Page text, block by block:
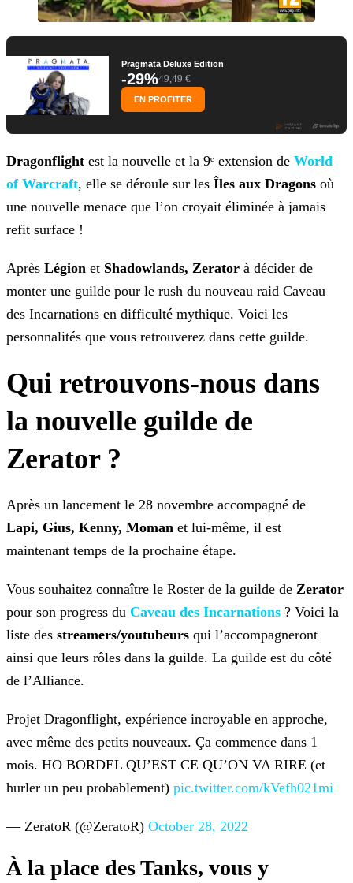
Pragmata Deluxe Edition
-29%49,49 €
EN PROFITER
Dragonflight est la nouvelle et la 9ᵉ extension de World
of Warcraft, elle se déroule sur les Îles aux Dragons où
une nouvelle menace que l’on croyait éliminée à jamais
refit surface !
Après Légion et Shadowlands, Zerator à décider de
monter une guilde pour le rush du nouveau raid Caveau
des Incarnations en difficulté mythique. Voici les
personnalités que vous retrouverez dans cette guilde.
Qui retrouvons-nous dans
la nouvelle guilde de
Zerator ?
Après un lancement le 28 novembre accompagné de
Lapi, Gius, Kenny, Moman et lui-même, il est
maintenant temps de la prochaine étape.
Vous souhaitez connaître le Roster de la guilde de Zerator
pour son progress du Caveau des Incarnations ? Voici la
liste des streamers/youtubeurs qui l’accompagneront
ainsi que leurs rôles dans la guilde. La guilde est du côté
de l’Alliance.
Projet Dragonflight, expérience incroyable en approche,
avec même des petits nouveaux. Ça commence dans 1
mois. HO BORDEL QU’EST CE QU’ON VA RIRE (et
hurler un peu probablement) pic.twitter.com/kVefh021mi
— ZeratoR (@ZeratoR) October 28, 2022
À la place desTanks, vous y